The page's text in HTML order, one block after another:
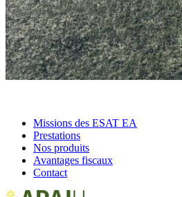
Missions des ESAT EA
Prestations
Nos produits
Avantages fiscaux
Contact